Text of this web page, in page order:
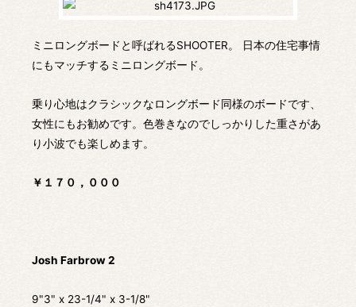
ミニロングボードと呼ばれるSHOOTER。 日本の住宅事情
にもマッチするミニロングボード。
乗り心地はクラシックなロングボード同様のボードです、
女性にもお勧めです。色巻きなのでしっかりした重さがあ
り小波でも楽しめます。
￥１７０，０００
Josh Farbrow 2
9"3" x 23-1/4" x 3-1/8"